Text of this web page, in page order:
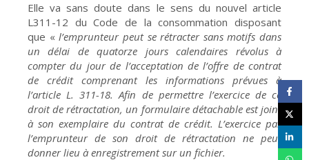
Elle va sans doute dans le sens du nouvel article
L311-12 du Code de la consommation disposant
que «l’emprunteur peut se rétracter sans motifs dans
un délai de quatorze jours calendaires révolus à
compter du jour de l’acceptation de l’offre de contrat
de crédit comprenant les informations prévues à
l’article L. 311-18. Afin de permettre l’exercice de ce
droit de rétractation, un formulaire détachable est joint
à son exemplaire du contrat de crédit. L’exercice par
l’emprunteur de son droit de rétractation ne peut
donner lieu à enregistrement sur un fichier.